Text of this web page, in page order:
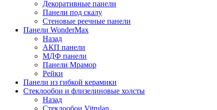
Декоративные панели
Панели под скалу
Стеновые реечные панели
Панели WonderMax
Назад
АКП панели
МДФ панели
Панели Мрамор
Рейки
Панели из гибкой керамики
Стеклообои и флизелиновые холсты
Назад
Стеклообои Vitrulan